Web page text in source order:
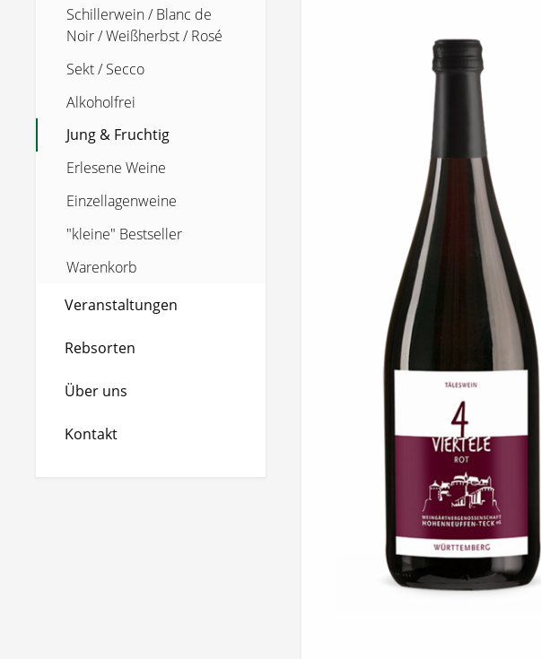
Schillerwein / Blanc de
Noir / Weißherbst / Rosé
Sekt / Secco
Alkoholfrei
Jung & Fruchtig
Erlesene Weine
Einzellagenweine
"kleine" Bestseller
Warenkorb
Veranstaltungen
Rebsorten
Über uns
Kontakt